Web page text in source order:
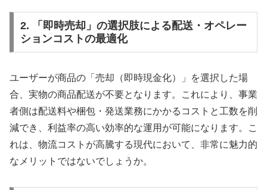
2. 「即時売却」の選択肢による配送・オペレー
ションコストの最適化
ユーザーが商品の「売却（即時現金化）」を選択した場
合、実物の商品配送が不要となります。これにより、事業
者側は配送料や梱包・発送業務にかかるコストと工数を削
減でき、利益率の高い効率的な運用が可能になります。こ
れは、物流コストが高騰する現代において、非常に魅力的
なメリットではないでしょうか。